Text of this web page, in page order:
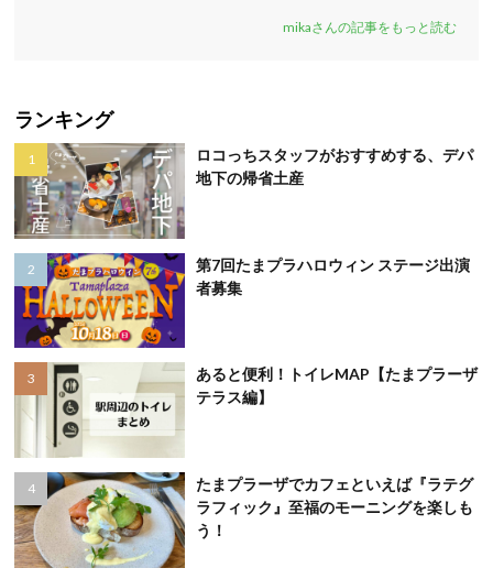
mikaさんの記事をもっと読む
ランキング
ロコっちスタッフがおすすめする、デパ
地下の帰省土産
第7回たまプラハロウィン ステージ出演
者募集
あると便利！トイレMAP【たまプラーザ
テラス編】
たまプラーザでカフェといえば『ラテグ
ラフィック』至福のモーニングを楽しも
う！